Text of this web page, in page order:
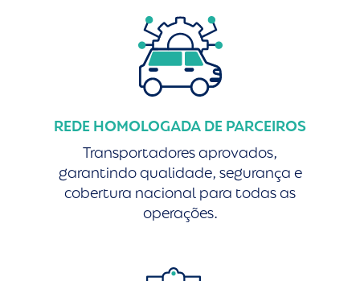
REDE HOMOLOGADA DE PARCEIROS
Transportadores aprovados,
garantindo qualidade, segurança e
cobertura nacional para todas as
operações.